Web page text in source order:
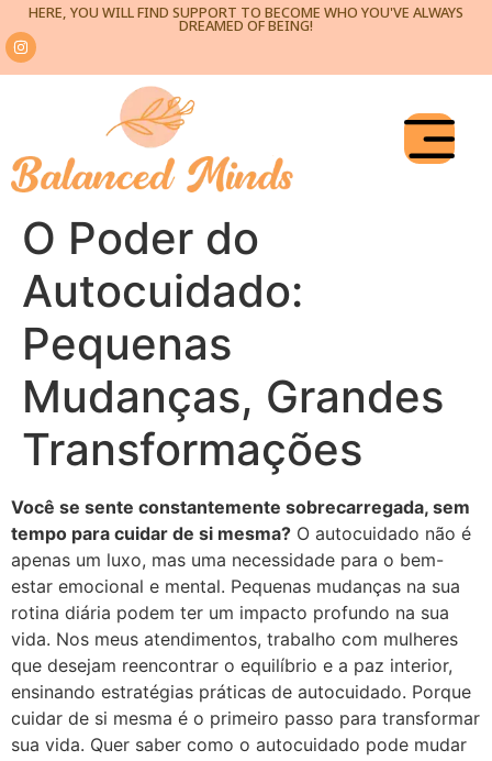
HERE, YOU WILL FIND SUPPORT TO BECOME WHO YOU'VE ALWAYS
DREAMED OF BEING!
O Poder do
Autocuidado:
Pequenas
Mudanças, Grandes
Transformações
Você se sente constantemente sobrecarregada, sem
tempo para cuidar de si mesma? O autocuidado não é
apenas um luxo, mas uma necessidade para o bem-
estar emocional e mental. Pequenas mudanças na sua
rotina diária podem ter um impacto profundo na sua
vida. Nos meus atendimentos, trabalho com mulheres
que desejam reencontrar o equilíbrio e a paz interior,
ensinando estratégias práticas de autocuidado. Porque
cuidar de si mesma é o primeiro passo para transformar
sua vida. Quer saber como o autocuidado pode mudar